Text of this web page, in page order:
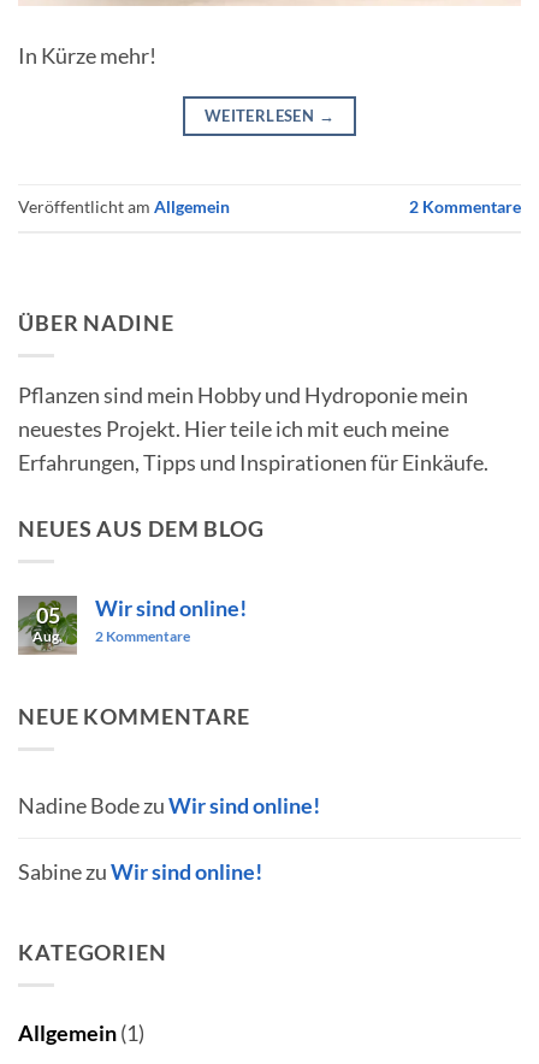
In Kürze mehr!
WEITERLESEN →
Veröffentlicht am Allgemein 2 Kommentare
ÜBER NADINE
Pflanzen sind mein Hobby und Hydroponie mein
neuestes Projekt. Hier teile ich mit euch meine
Erfahrungen, Tipps und Inspirationen für Einkäufe.
NEUES AUS DEM BLOG
05
Aug.
Wir sind online!
2 Kommentarezu
NEUE KOMMENTARE
Nadine BodezuWir sind online!
SabinezuWir sind online!
KATEGORIEN
Allgemein(1)